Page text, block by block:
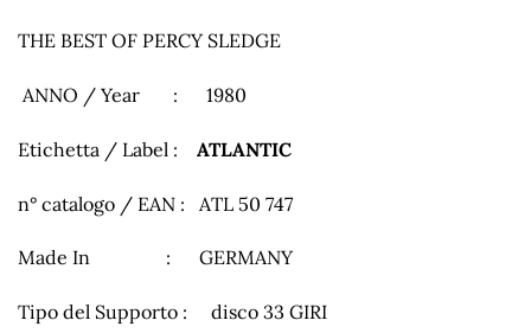
THE BEST OF PERCY SLEDGE
ANNO / Year : 1980
Etichetta / Label : ATLANTIC
n° catalogo / EAN : ATL 50 747
Made In : GERMANY
Tipo del Supporto : disco 33 GIRI